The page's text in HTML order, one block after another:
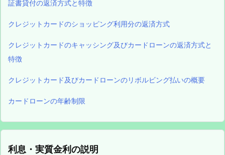
証書貸付の返済方式と特徴
クレジットカードのショッピング利用分の返済方式
クレジットカードのキャッシング及びカードローンの返済方式と
特徴
クレジットカード及びカードローンのリボルビング払いの概要
カードローンの年齢制限
利息・実質金利の説明